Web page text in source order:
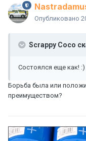
Опубликовано
Scrappy Coco
Состоялся еще как! :)
Борьба была или
преимуществом?